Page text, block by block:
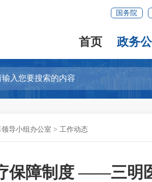
国务院
首页 政务
导小组办公室 > 工作动态
保障制度 ——三明